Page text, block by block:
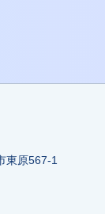
原567-1